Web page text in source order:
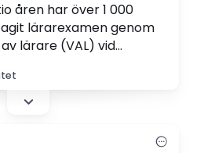
åren har över 1 000
lärarexamen genom
lärare (VAL) vid
gjort det möjligt för
arbetat i skolan – men